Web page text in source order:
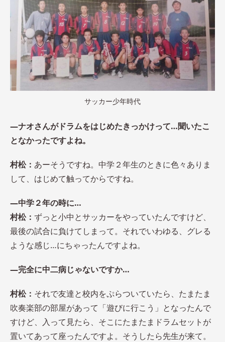
サッカー少年時代
―ナオさんがドラムをはじめたきっかけって…聞いたこ
となかったですよね。
村松： あーそうですね。中学２年生のときに色々ありま
して、はじめて触ってからですね。
―中学２年の時に…
村松： ずっと小中とサッカーをやっていたんですけど、
最後の試合に負けてしまって。それでいわゆる、グレる
ような感じ…にちゃったんですよね。
―完全に中二病じゃないですか…
村松： それで友達と校内をぷらついていたら、たまたま
吹奏楽部の部屋があって「遊びに行こう」となったんで
すけど、入って見たら、そこにたまたまドラムセットが
置いてあって座ったんですよ。そうしたら先生が来て。